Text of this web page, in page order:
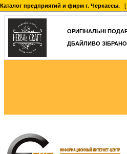
Каталог предприятий и фирм г. Черкассы. [
ОРИГІНАЛЬНІ
ДБАЙЛИВО